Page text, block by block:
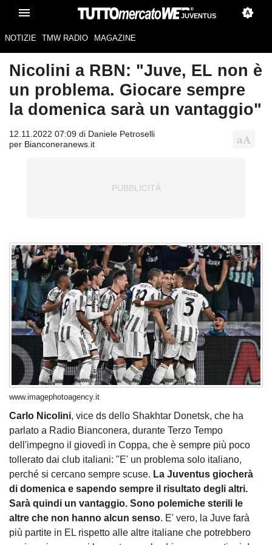
JUVENTUS
NOTIZIE TMW RADIO MAGAZINE
Nicolini a RBN: "Juve, EL non è
un problema. Giocare sempre
la domenica sarà un vantaggio"
12.11.2022 07:09 di Daniele Petroselli
per Bianconeranews.it
www.imagephotoagency.it
Carlo Nicolini, vice ds dello Shakhtar Donetsk, che ha
parlato a Radio Bianconera, durante Terzo Tempo
dell'impegno il giovedì in Coppa, che è sempre più poco
tollerato dai club italiani: "E' un problema solo italiano,
perché si cercano sempre scuse. La Juventus giocherà
di domenica e sapendo sempre il risultato degli altri.
Sarà quindi un vantaggio. Sono polemiche sterili le
altre che non hanno alcun senso. E' vero, la Juve farà
più partite in EL rispetto alle altre italiane che potrebbero